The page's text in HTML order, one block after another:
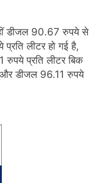
डीजल 90.67 रुपये से
लीटर हो गई है,
प्रति लीटर बिक
और डीजल 96.11 रुपये